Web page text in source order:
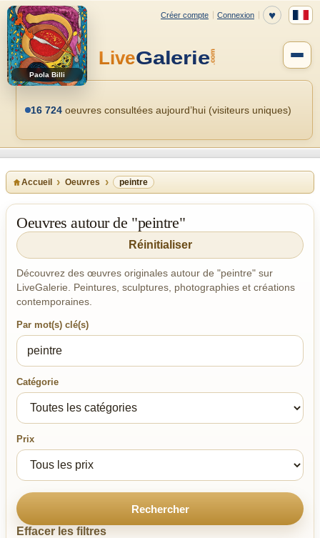
Paola Billi
16 724 oeuvres consultées aujourd’hui (visiteurs uniques)
Accueil Oeuvres peintre
Oeuvres autour de "peintre"
Réinitialiser
Découvrez des œuvres originales autour de "peintre" sur
LiveGalerie. Peintures, sculptures, photographies et créations
contemporaines.
Par mot(s) clé(s)
Catégorie
Prix
Rechercher
Effacer les filtres